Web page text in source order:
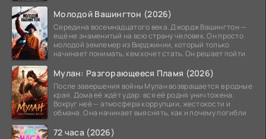
Молодой Вашингтон (2026)
Середина восемнадцатого века. Джордж Вашингтон —
ещё не знаменитый на всю страну человек. Он просто
молодой землемер из Вирджинии, который только
начинает понимать, кем хочет стать. Он решает пойти
Мулан: Разгорающееся Пламя (2026)
После завершения войны Мулан возвращается в родные
края. Дома её ждёт удар: вся её родня уничтожена.
Вокруг неё — атмосфера коррупции, жестокости и
обмана. Она начинает выяснять, как и почему погибли
72 часа (2026)